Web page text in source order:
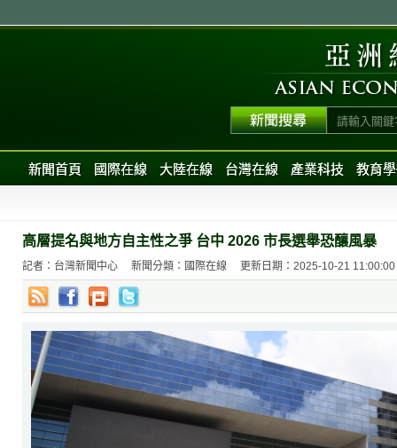
新聞首頁 國際在線 大陸在線 台灣在線 產業科技 教育
高層提名與地方自主性之爭 台中 2026 市長選舉恐釀風暴
記者：台灣新聞中心 新聞分類：國際在線 更新日期：2025-10-21 11:00:00